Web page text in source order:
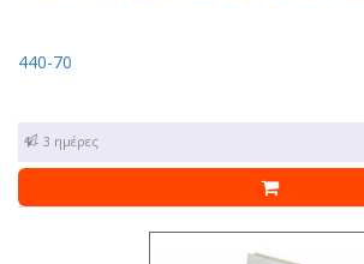
440-70
1 - 3 ημέρες